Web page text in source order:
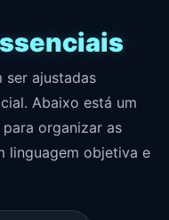
ser ajustadas
Abaixo está um
organizar as
linguagem objetiva e